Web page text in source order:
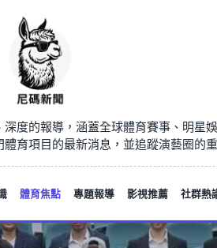
度的報導，涵蓋全球體育賽事、明星
育項目的最新消息，並追蹤演藝圈的
體育焦點 專題報導 影視推薦 社群熱